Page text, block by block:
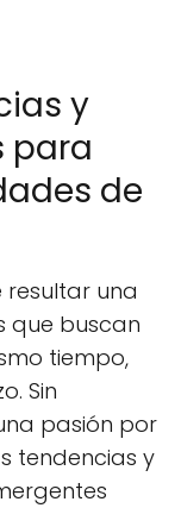
y
para
de
una
que buscan
tiempo,
Sin
pasión por
tendencias y